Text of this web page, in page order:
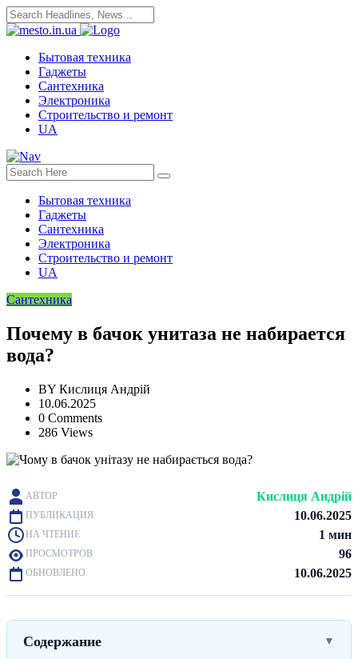
Бытовая техника
Гаджеты
Сантехника
Электроника
Строительство и ремонт
UA
Бытовая техника
Гаджеты
Сантехника
Электроника
Строительство и ремонт
UA
Сантехника
Почему в бачок унитаза не набирается
вода?
BY Кислиця Андрій
10.06.2025
0 Comments
286 Views
АВТОР Кислиця Андрій
ПУБЛИКАЦИЯ 10.06.2025
НА ЧТЕНИЕ 1 мин
ПРОСМОТРОВ 96
ОБНОВЛЕНО 10.06.2025
Содержание ▼